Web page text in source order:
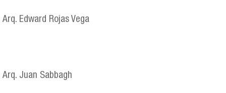
Arq. Edward Rojas Vega
Arq. Juan Sabbagh